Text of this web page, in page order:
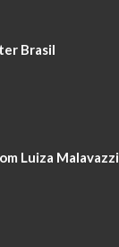
Brasil
Luiza Malavazzi